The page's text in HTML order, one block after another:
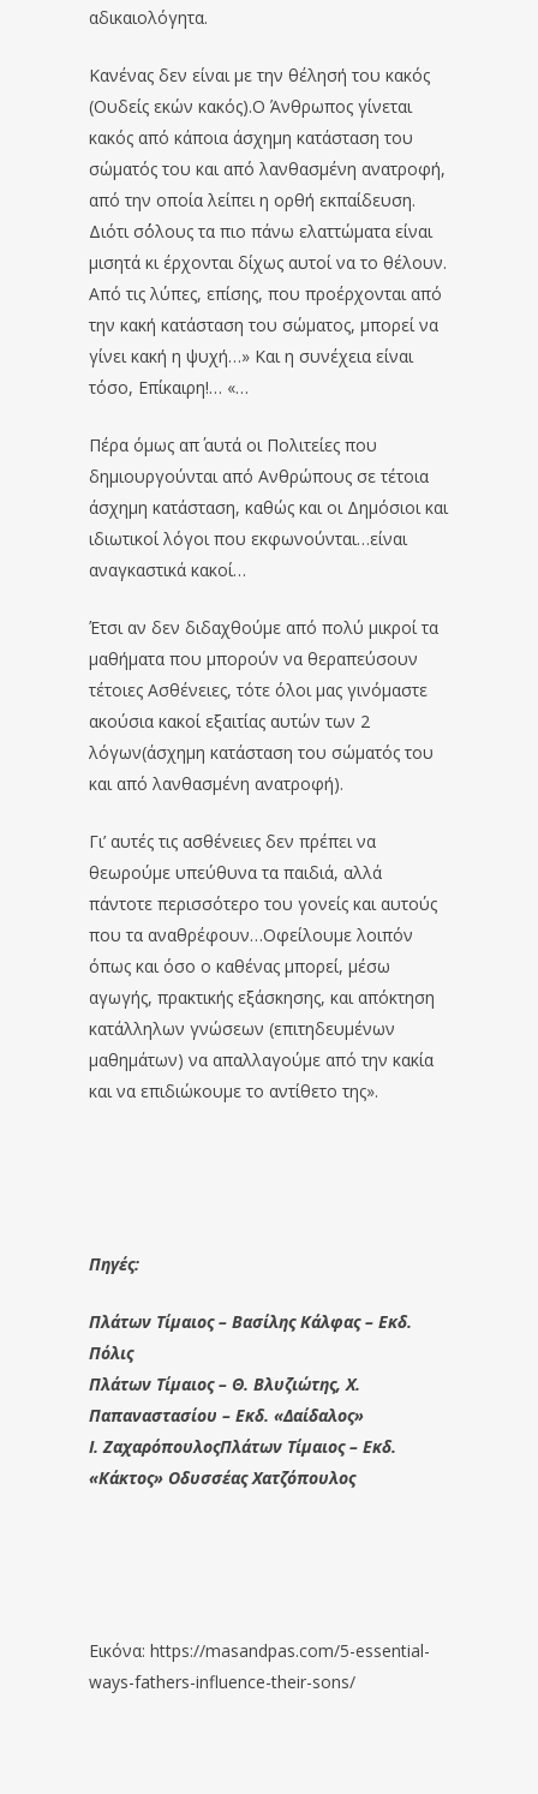
αδικαιολόγητα.
Κανένας δεν είναι με την θέλησή του κακός
(Ουδείς εκών κακός).Ο Άνθρωπος γίνεται
κακός από κάποια άσχημη κατάσταση του
σώματός του και από λανθασμένη ανατροφή,
από την οποία λείπει η ορθή εκπαίδευση.
Διότι σ΄όλους τα πιο πάνω ελαττώματα είναι
μισητά κι έρχονται δίχως αυτοί να το θέλουν.
Από τις λύπες, επίσης, που προέρχονται από
την κακή κατάσταση του σώματος, μπορεί να
γίνει κακή η ψυχή…» Και η συνέχεια είναι
τόσο, Επίκαιρη!… «…
Πέρα όμως απ΄ αυτά οι Πολιτείες που
δημιουργούνται από Ανθρώπους σε τέτοια
άσχημη κατάσταση, καθώς και οι Δημόσιοι και
ιδιωτικοί λόγοι που εκφωνούνται…είναι
αναγκαστικά κακοί…
Έτσι αν δεν διδαχθούμε από πολύ μικροί τα
μαθήματα που μπορούν να θεραπεύσουν
τέτοιες Ασθένειες, τότε όλοι μας γινόμαστε
ακούσια κακοί εξαιτίας αυτών των 2
λόγων(άσχημη κατάσταση του σώματός του
και από λανθασμένη ανατροφή).
Γι’ αυτές τις ασθένειες δεν πρέπει να
θεωρούμε υπεύθυνα τα παιδιά, αλλά
πάντοτε περισσότερο του γονείς και αυτούς
που τα αναθρέφουν…Οφείλουμε λοιπόν
όπως και όσο ο καθένας μπορεί, μέσω
αγωγής, πρακτικής εξάσκησης, και απόκτηση
κατάλληλων γνώσεων (επιτηδευμένων
μαθημάτων) να απαλλαγούμε από την κακία
και να επιδιώκουμε το αντίθετο της».
Πηγές:
Πλάτων Τίμαιος – Βασίλης Κάλφας – Εκδ.
Πόλις
Πλάτων Τίμαιος – Θ. Βλυζιώτης, Χ.
Παπαναστασίου – Εκδ. «Δαίδαλος»
Ι. ΖαχαρόπουλοςΠλάτων Τίμαιος – Εκδ.
«Κάκτος» Οδυσσέας Χατζόπουλος
Εικόνα: https://masandpas.com/5-essential-
ways-fathers-influence-their-sons/